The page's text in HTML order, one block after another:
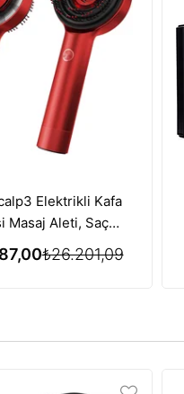
Elektrikli Kafa
Masaj Aleti, Saç
için Kırmızı Işık
Özelliği - Kırmızı
₺26.201,09